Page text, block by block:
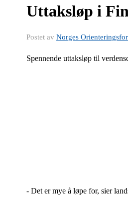
Uttaksløp i
Postet av Norges
Spennende uttaksløp til
- Det er mye å løpe for, sier